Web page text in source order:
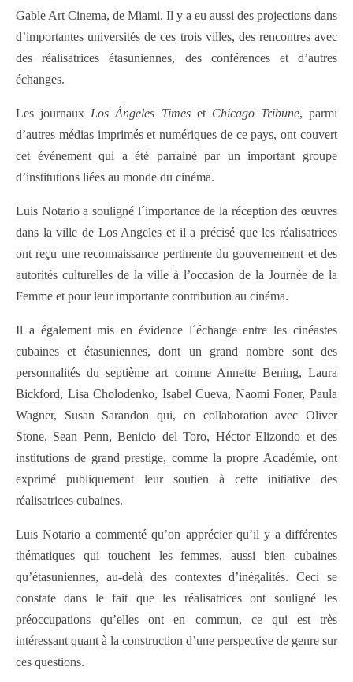
Gable Art Cinema, de Miami. Il y a eu aussi des projections dans
d’importantes universités de ces trois villes, des rencontres avec
des réalisatrices étasuniennes, des conférences et d’autres
échanges.
Les journauxLos Ángeles Timeset Chicago Tribune, parmi
d’autres médias imprimés et numériques de ce pays, ont couvert
cet événement qui a été parrainé par un important groupe
d’institutions liées au monde du cinéma.
Luis Notario a souligné l´importance de la réception des œuvres
dans la ville de Los Angeles et il a précisé que les réalisatrices
ont reçu une reconnaissance pertinente du gouvernement et des
autorités culturelles de la ville à l’occasion de la Journée de la
Femme et pour leur importante contribution au cinéma.
Il a également mis en évidence l´échange entre les cinéastes
cubaines et étasuniennes, dont un grand nombre sont des
personnalités du septième art comme Annette Bening, Laura
Bickford, Lisa Cholodenko, Isabel Cueva, Naomi Foner, Paula
Wagner, Susan Sarandon qui, en collaboration avec Oliver
Stone, Sean Penn, Benicio del Toro, Héctor Elizondo et des
institutions de grand prestige, comme la propre Académie, ont
exprimé publiquement leur soutien à cette initiative des
réalisatrices cubaines.
Luis Notario a commenté qu’on apprécier qu’il y a différentes
thématiques qui touchent les femmes, aussi bien cubaines
qu’étasuniennes, au-delà des contextes d’inégalités. Ceci se
constate dans le fait que les réalisatrices ont souligné les
préoccupations qu’elles ont en commun, ce qui est très
intéressant quant à la construction d’une perspective de genre sur
ces questions.